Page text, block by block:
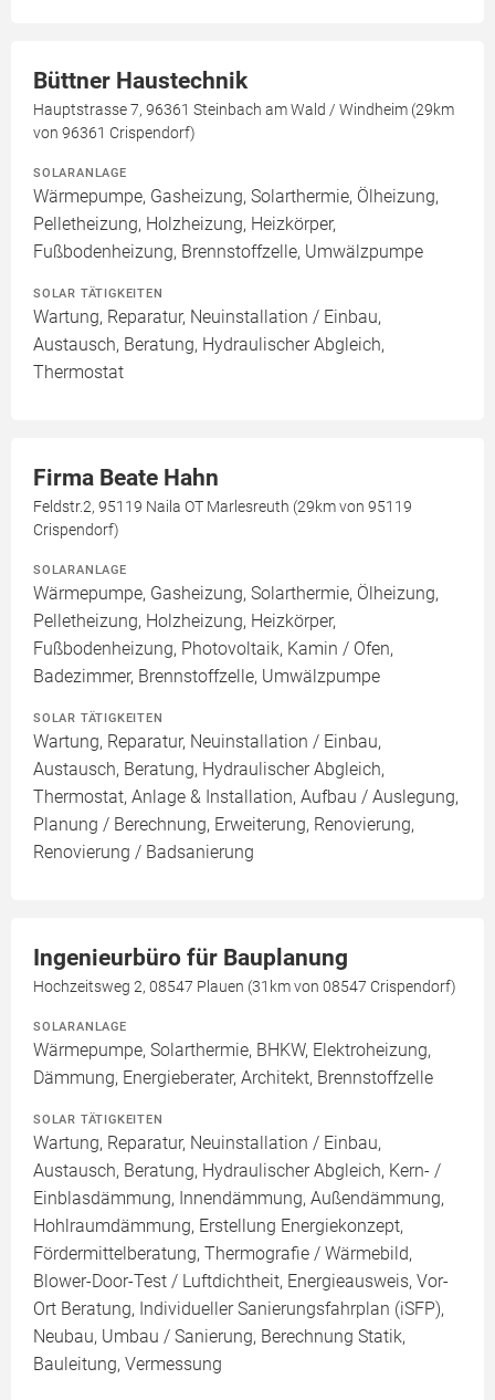
Büttner Haustechnik
Hauptstrasse 7, 96361 Steinbach am Wald / Windheim (29km
von 96361 Crispendorf)
SOLARANLAGE
Wärmepumpe, Gasheizung, Solarthermie, Ölheizung,
Pelletheizung, Holzheizung, Heizkörper,
Fußbodenheizung, Brennstoffzelle, Umwälzpumpe
SOLAR TÄTIGKEITEN
Wartung, Reparatur, Neuinstallation / Einbau,
Austausch, Beratung, Hydraulischer Abgleich,
Thermostat
Firma Beate Hahn
Feldstr.2, 95119 Naila OT Marlesreuth (29km von 95119
Crispendorf)
SOLARANLAGE
Wärmepumpe, Gasheizung, Solarthermie, Ölheizung,
Pelletheizung, Holzheizung, Heizkörper,
Fußbodenheizung, Photovoltaik, Kamin / Ofen,
Badezimmer, Brennstoffzelle, Umwälzpumpe
SOLAR TÄTIGKEITEN
Wartung, Reparatur, Neuinstallation / Einbau,
Austausch, Beratung, Hydraulischer Abgleich,
Thermostat, Anlage & Installation, Aufbau / Auslegung,
Planung / Berechnung, Erweiterung, Renovierung,
Renovierung / Badsanierung
Ingenieurbüro für Bauplanung
Hochzeitsweg 2, 08547 Plauen (31km von 08547 Crispendorf)
SOLARANLAGE
Wärmepumpe, Solarthermie, BHKW, Elektroheizung,
Dämmung, Energieberater, Architekt, Brennstoffzelle
SOLAR TÄTIGKEITEN
Wartung, Reparatur, Neuinstallation / Einbau,
Austausch, Beratung, Hydraulischer Abgleich, Kern- /
Einblasdämmung, Innendämmung, Außendämmung,
Hohlraumdämmung, Erstellung Energiekonzept,
Fördermittelberatung, Thermografie / Wärmebild,
Blower-Door-Test / Luftdichtheit, Energieausweis, Vor-
Ort Beratung, Individueller Sanierungsfahrplan (iSFP),
Neubau, Umbau / Sanierung, Berechnung Statik,
Bauleitung, Vermessung